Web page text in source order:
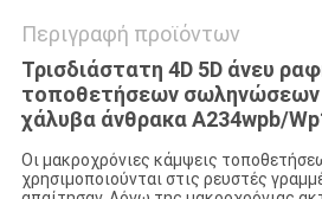
Περιγραφή προϊόντων
Τρισδιάστατη 4D 5D άνευ
τοποθετήσεων σωληνώσεων
χάλυβα άνθρακα A234wpb/
Οι μακροχρόνιες κάμψεις
χρησιμοποιούνται στις ρευστές